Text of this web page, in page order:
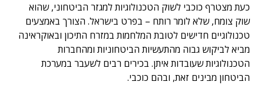
כעת מצטרף כוכבי לשוק הטכנולוגיות למגזר הביטחוני, שהוא
שוק צומח, שלא לומר רותח – בפרט בישראל. הצורך באמצעים
טכנולוגיים חדישים לטובת המלחמות במזרח התיכון ובאוקראינה
מביא לביקוש גבוה מהתעשיות הביטחוניות ומהחברות
הטכנולוגיות שעובדות איתן. בכירים רבים לשעבר במערכת
הביטחון מבינים זאת, ובהם כוכבי.